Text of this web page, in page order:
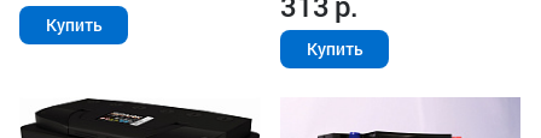
Купить
Купить